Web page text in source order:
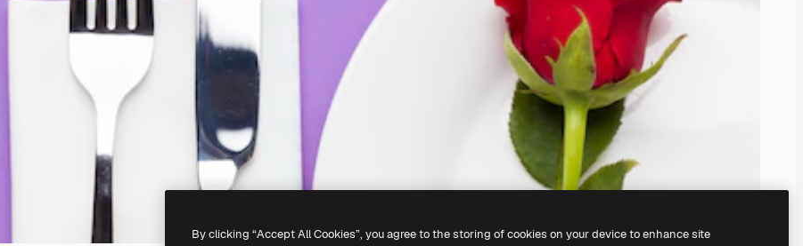
By clicking “Accept All Cookies”, you agree to the storing of cookies on your device to enhance site